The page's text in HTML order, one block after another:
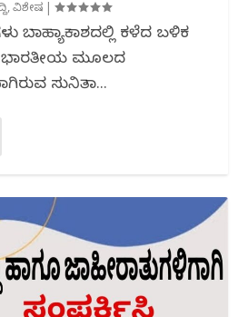
,ವಿಶೇಷ |
ಬಾಹ್ಯಾಕಾಶದಲ್ಲಿ ಕಳೆದ ಬಳಿಕ
ಮೂಲದ
ಸುನಿತಾ...